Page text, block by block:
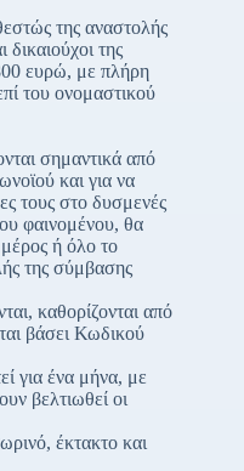
της αναστολής
δικαιούχοι της
ευρώ, με πλήρη
του ονομαστικού
σημαντικά από
και για να
τους στο δυσμενές
φαινομένου, θα
ή όλο το
της σύμβασης
καθορίζονται από
βάσει Κωδικού
για ένα μήνα, με
βελτιωθεί οι
έκτακτο και